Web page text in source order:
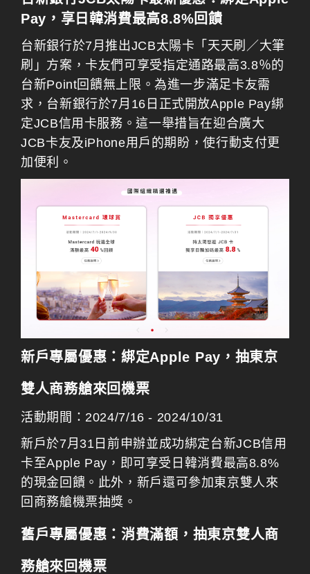
Pay，享日韓消費最高8.8%回饋
台新銀行於7月推出JCB太陽卡「天天刷／大筆
刷」方案，卡友們可享受指定通路最高3.8％的
台新Point回饋無上限。為進一步滿足卡友需
求，台新銀行於7月16日正式開放Apple Pay綁
定JCB信用卡服務。這一舉措旨在迎合廣大
JCB卡友及iPhone用戶的期盼，使行動支付更
加便利。
新戶專屬優惠：綁定Apple Pay，抽東京
雙人商務艙來回機票
活動期間：2024/7/16 - 2024/10/31
新戶於7月31日前申辦並成功綁定台新JCB信用
卡至Apple Pay，即可享受日韓消費最高8.8%
的現金回饋。此外，新戶還可參加東京雙人來
回商務艙機票抽獎。
舊戶專屬優惠：消費滿額，抽東京雙人商
務艙來回機票